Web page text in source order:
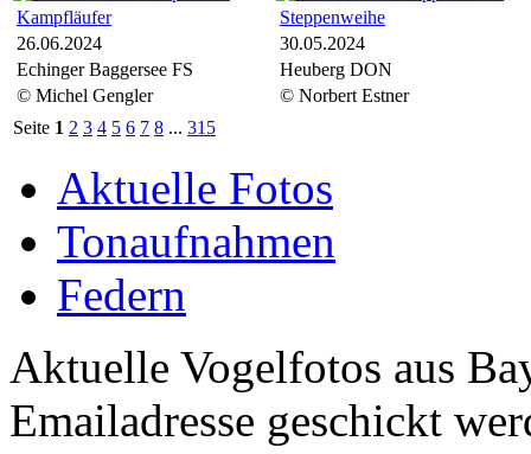
Kampfläufer
26.06.2024
Echinger Baggersee FS
© Michel Gengler
Steppenweihe
30.05.2024
Heuberg DON
© Norbert Estner
Seite 1 2 3 4 5 6 7 8 ... 315
Aktuelle Fotos
Tonaufnahmen
Federn
Aktuelle Vogelfotos aus
Emailadresse geschickt